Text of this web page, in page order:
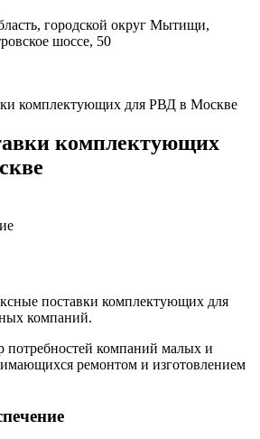
городской округ Мытищи,
шоссе, 50
комплектующих для РВД в Москве
комплектующих
поставки комплектующих для
компаний.
потребностей компаний малых и
ремонтом и изготовлением